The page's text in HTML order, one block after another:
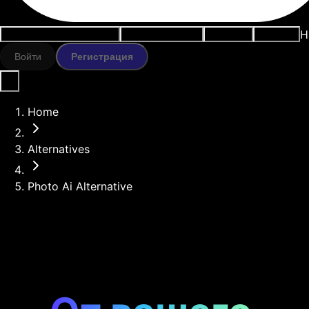
Войти Регистрация
Home
Alternatives
Photo Ai Alternative